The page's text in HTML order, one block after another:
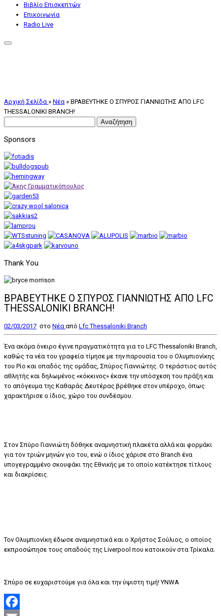
Βιβλίο Επισκεπτών
Επικοινωνία
Radio Live
Αρχική Σελίδα » Nέα » ΒΡΑΒΕΥΤΗΚΕ Ο ΣΠΥΡΟΣ ΓΙΑΝΝΙΩΤΗΣ ΑΠΟ LFC
THESSALONIKI BRANCH!
Sponsors
Thank You
ΒΡΑΒΕΥΤΗΚΕ Ο ΣΠΥΡΟΣ ΓΙΑΝΝΙΩΤΗΣ ΑΠΟ LFC
THESSALONIKI BRANCH!
02/03/2017 στο Nέα από Lfc Thessaloniki Branch
Ένα ακόμα όνειρο έγινε πραγματικότητα για το LFC Thessaloniki Branch,
καθώς τα νέα του γραφεία τίμησε με την παρουσία του ο Ολυμπιονίκης
του Ρίο και οπαδός της ομάδας, Σπύρος Γιαννιώτης. Ο τεράστιος αυτός
αθλητής και δηλωμένος «κόκκινος» έκανε την υπόσχεση του πράξη και
το απόγευμα της Καθαράς Δευτέρας βρέθηκε στον υπέροχο, όπως
χαρακτήρισε ο ίδιος, χώρο του συνδέσμου.
Στον Σπύρο Γιαννιώτη δόθηκε αναμνηστική πλακέτα αλλά και φορμάκι
για τον τριών μηνών γιο του, ενώ ο ίδιος χάρισε στο Branch ένα
υπογεγραμμένο σκουφάκι της Εθνικής με το οποίο κατέκτησε τίτλους
και διακρίσεις.
Τον Ολυμπιονίκη έδωσε αναμνηστικά και ο Χρήστος Σούλιος, ο οποίος
εκπροσώπησε τους οπαδούς της Liverpool που κατοικούν στα Τρίκαλα.
Σπύρο σε ευχαριστούμε για όλα και την ύψιστη τιμή! YNWA